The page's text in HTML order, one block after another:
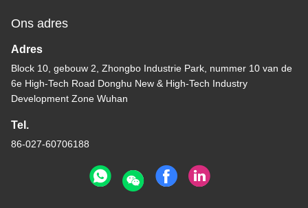
Ons adres
Adres
Block 10, gebouw 2, Zhongbo Industrie Park, nummer 10 van de
6e High-Tech Road Donghu New & High-Tech Industry
Development Zone Wuhan
Tel.
86-027-60706188